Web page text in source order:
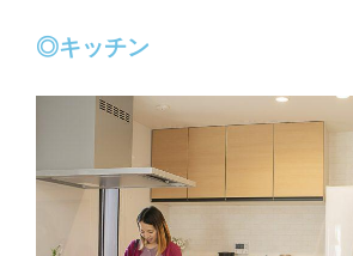
◎キッチン